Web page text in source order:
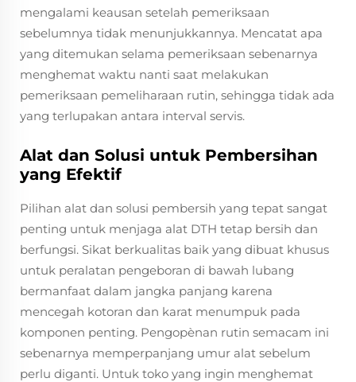
mengalami keausan setelah pemeriksaan
sebelumnya tidak menunjukkannya. Mencatat apa
yang ditemukan selama pemeriksaan sebenarnya
menghemat waktu nanti saat melakukan
pemeriksaan pemeliharaan rutin, sehingga tidak ada
yang terlupakan antara interval servis.
Alat dan Solusi untuk Pembersihan
yang Efektif
Pilihan alat dan solusi pembersih yang tepat sangat
penting untuk menjaga alat DTH tetap bersih dan
berfungsi. Sikat berkualitas baik yang dibuat khusus
untuk peralatan pengeboran di bawah lubang
bermanfaat dalam jangka panjang karena
mencegah kotoran dan karat menumpuk pada
komponen penting. Pengopènan rutin semacam ini
sebenarnya memperpanjang umur alat sebelum
perlu diganti. Untuk toko yang ingin menghemat